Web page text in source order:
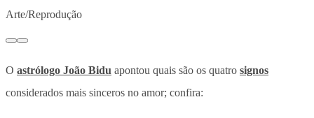
Arte/Reprodução
O astrólogo João Bidu apontou quais são os quatro signos
considerados mais sinceros no amor; confira: